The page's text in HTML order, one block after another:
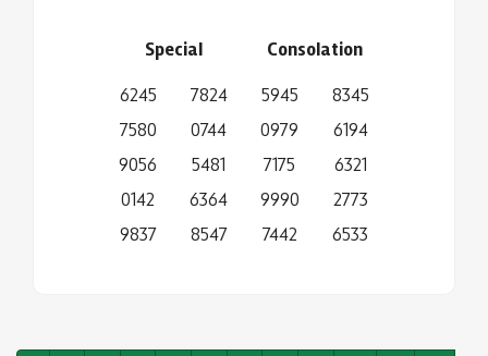
Special
6245
7580
9056
0142
9837
7824
0744
5481
6364
8547
Consolation
5945
0979
7175
9990
7442
8345
6194
6321
2773
6533